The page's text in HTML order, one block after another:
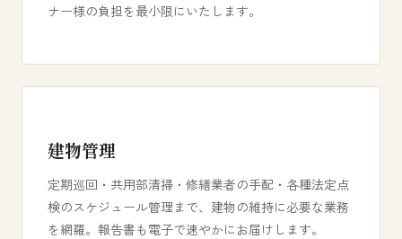
ナー様の負担を最小限にいたします。
建物管理
定期巡回・共用部清掃・修繕業者の手配・各種法定点
検のスケジュール管理まで、建物の維持に必要な業務
を網羅。報告書も電子で速やかにお届けします。